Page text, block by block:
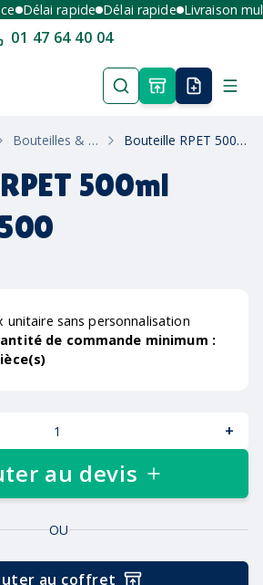
Délai rapide Délai rapide Livraison
01 47 64 40 04
Bouteilles & Gourdes Bouteille RPET 500ml MOSS RE500
500ml
unitaire sans personnalisation
de commande minimum :
+
au devis
OU
au coffret